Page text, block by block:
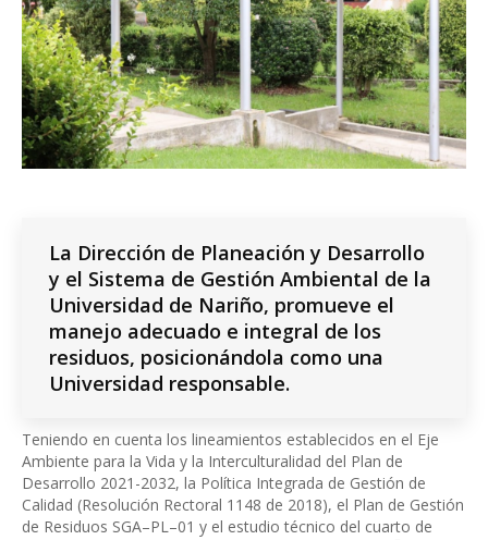
La Dirección de Planeación y Desarrollo
y el Sistema de Gestión Ambiental de la
Universidad de Nariño, promueve el
manejo adecuado e integral de los
residuos, posicionándola como una
Universidad responsable.
Teniendo en cuenta los lineamientos establecidos en el Eje
Ambiente para la Vida y la Interculturalidad del Plan de
Desarrollo 2021-2032, la Política Integrada de Gestión de
Calidad (Resolución Rectoral 1148 de 2018), el Plan de Gestión
de Residuos SGA–PL–01 y el estudio técnico del cuarto de